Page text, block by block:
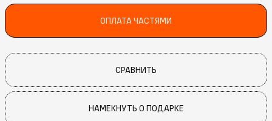
ОПЛАТА ЧАСТЯМИ
СРАВНИТЬ
НАМЕКНУТЬ О ПОДАРКЕ